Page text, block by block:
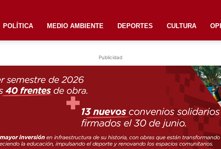
DIARIO
POLÍTICA MEDIO AMBIENTE DEPORTES CULTURA
Publicidad